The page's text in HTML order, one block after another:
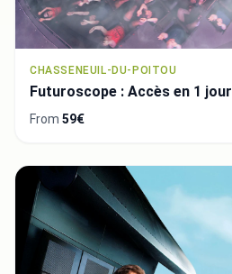
CHASSENEUIL-DU-POITOU
Futuroscope : Accès en 1 jour
From 59€